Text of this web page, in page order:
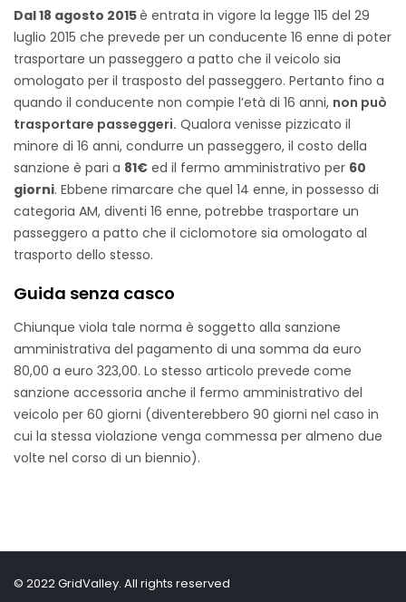
Dal 18 agosto 2015è entrata in vigore la legge 115 del 29
luglio 2015 che prevede per un conducente 16 enne di poter
trasportare un passeggero a patto che il veicolo sia
omologato per il trasposto del passeggero. Pertanto fino a
quando il conducente non compie l’età di 16 anni, non può
trasportare passeggeri. Qualora venisse pizzicato il
minore di 16 anni, condurre un passeggero, il costo della
sanzione è pari a 81€ ed il fermo amministrativo per 60
giorni. Ebbene rimarcare che quel 14 enne, in possesso di
categoria AM, diventi 16 enne, potrebbe trasportare un
passeggero a patto che il ciclomotore sia omologato al
trasporto dello stesso.
Guida senza casco
Chiunque viola tale norma è soggetto alla sanzione
amministrativa del pagamento di una somma da euro
80,00 a euro 323,00. Lo stesso articolo prevede come
sanzione accessoria anche il fermo amministrativo del
veicolo per 60 giorni (diventerebbero 90 giorni nel caso in
cui la stessa violazione venga commessa per almeno due
volte nel corso di un biennio).
© 2022 GridValley. All rights reserved